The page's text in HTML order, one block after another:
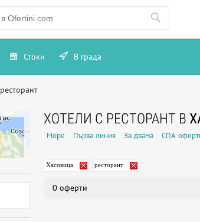
Стоки В града
ресторант
ХОТЕЛИ С РЕСТОРАНТ В
Море Първа линия За двама СПА
Хасовица ресторант
0 оферти